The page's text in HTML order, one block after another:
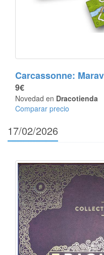
Carcassonne:
9€
Novedad en Dracotienda
Comparar precio
17/02/2026